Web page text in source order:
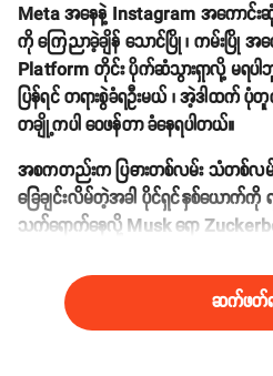
Meta အနေနဲ့ Instagram အကောင်
ကို ကြေညာခဲ့ချိန် သောင်ပြို ၊ ကမ်းပ
Platform တိုင်း ပိုက်ဆံသွားရှာလို့ မရပ
ပြန်ရင် တရားစွဲခံရဦးမယ် ၊ အဲ့ဒါထက်
တချို့ကပါ ဝေဖန်တာ ခံနေရပါတယ်။
အစကတည်းက ပြဓားတစ်လမ်း သံတစ်လမ်
ခြေချင်းလိမ်တဲ့အခါ ပိုင်ရှင်နှစ်ယောက်ကို ရ
သက်ရောက်နေလို့ Musk ရော
ဆက်ဖတ်